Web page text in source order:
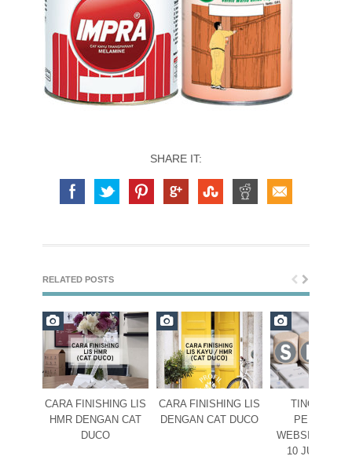
SHARE IT:
RELATED POSTS
CARA FINISHING LIS
HMR DENGAN CAT
DUCO
CARA FINISHING LIS
DENGAN CAT DUCO
PERINGKAT
WEBSITE
10 JURUS